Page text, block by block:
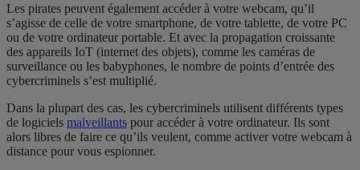
Les pirates peuvent également accéder à votre webcam, qu’il
s’agisse de celle de votre smartphone, de votre tablette, de votre PC
ou de votre ordinateur portable. Et avec la propagation croissante
des appareils IoT (internet des objets), comme les caméras de
surveillance ou les babyphones, le nombre de points d’entrée des
cybercriminels s’est multiplié.
Dans la plupart des cas, les cybercriminels utilisent différents types
de logiciels malveillants pour accéder à votre ordinateur. Ils sont
alors libres de faire ce qu’ils veulent, comme activer votre webcam à
distance pour vous espionner.